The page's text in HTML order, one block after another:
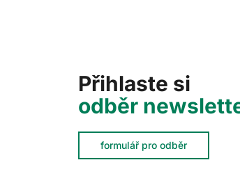
Přihlaste si
odběr
formulář pro odběr